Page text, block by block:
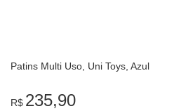
Patins Multi Uso, Uni Toys, Azul
R$ 235,90